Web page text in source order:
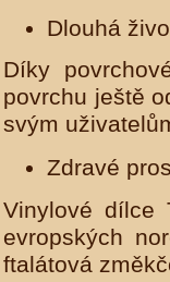
Dlouhá
Díky
povrchu ještě
svým
Zdravé
Vinylové dílce
evropských
ftalátová